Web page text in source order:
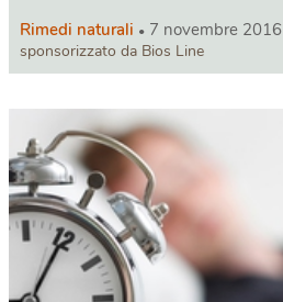
Rimedi naturali 7 novembre 2016
sponsorizzato da Bios Line